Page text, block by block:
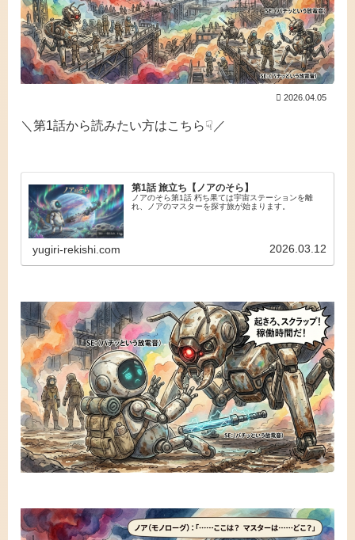
2026.04.05
＼第1話から読みたい方はこちら☟／
第1話 旅立ち【ノアのそら】
ノアのそら第1話 朽ち果ては宇宙ステーションを離
れ、ノアのマスターを探す旅が始まります。
yugiri-rekishi.com 2026.03.12